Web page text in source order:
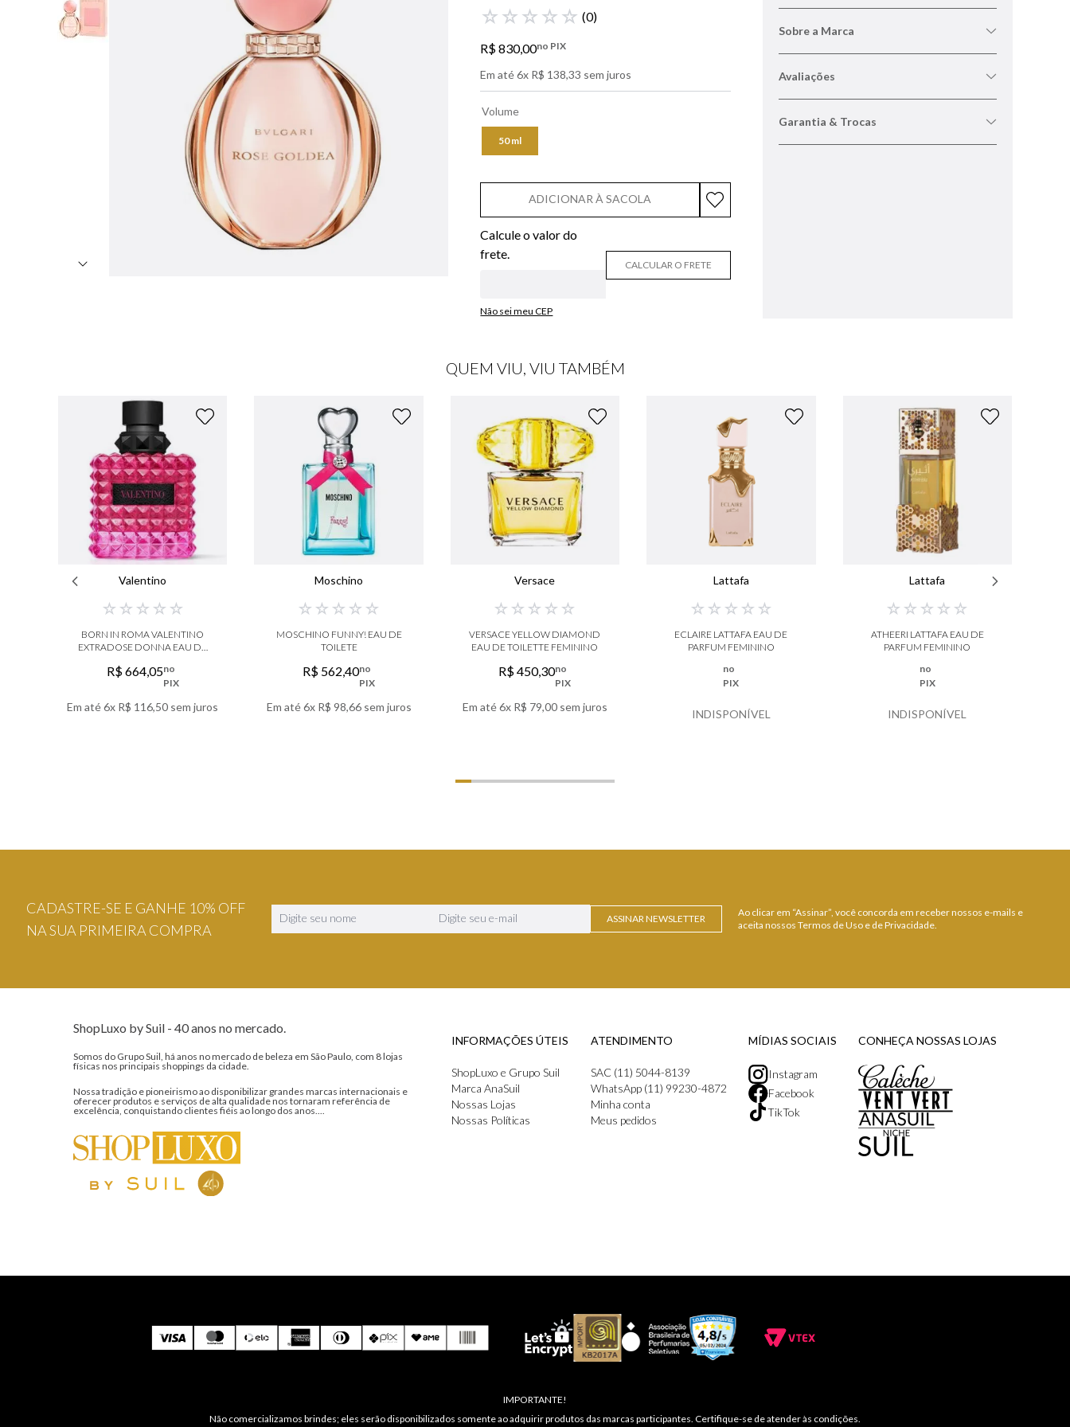
☆ ☆ ☆ ☆ ☆ (0)
R$830,00no PIX
Em até6x R$ 138,33 sem juros
Volume
50 ml
ADICIONAR À SACOLA
Não sei meu CEP
CALCULAR O FRETE
Sobre a Marca
Avaliações
Garantia & Trocas
QUEM VIU, VIU TAMBÉM
Valentino
☆ ☆ ☆ ☆ ☆
BORN IN ROMA VALENTINO
EXTRADOSE DONNA EAU DE
R$664,05no
PIX
Em até6x R$ 116,50 sem juros
Moschino
☆ ☆ ☆ ☆ ☆
MOSCHINO FUNNY! EAU DE
TOILETE
R$ 562,40no
PIX
Em até6x R$ 98,66sem juros
Versace
☆ ☆ ☆ ☆ ☆
VERSACE YELLOW DIAMOND
EAU DE TOILETTE FEMININO
R$450,30no
PIX
Em até6x R$ 79,00sem juros
Lattafa
☆ ☆ ☆ ☆ ☆
ECLAIRE LATTAFA EAU DE
PARFUM FEMININO
no
PIX
INDISPONÍVEL
Lattafa
☆ ☆ ☆ ☆ ☆
ATHEERI LATTAFA EAU DE
PARFUM FEMININO
no
PIX
INDISPONÍVEL
CADASTRE-SE E GANHE 10% OFF
NA SUA PRIMEIRA COMPRA
ASSINAR NEWSLETTER
Ao clicar em “Assinar”, você concorda em receber nossos e-mails e
aceita nossos Termos de Uso e de Privacidade.
ShopLuxo by Suil - 40 anos no mercado.
Somos do Grupo Suil, há anos no mercado de beleza em São Paulo, com 8 lojas
físicas nos principais shoppings da cidade.
Nossa tradição e pioneirismo ao disponibilizar grandes marcas internacionais e
oferecer produtos e serviços de alta qualidade nos tornaram referência de
excelência, conquistando clientes fiéis ao longo dos anos....
INFORMAÇÕES ÚTEIS
ShopLuxo e Grupo Suil
Marca AnaSuil
Nossas Lojas
Nossas Políticas
ATENDIMENTO
SAC (11) 5044-8139
WhatsApp (11) 99230-4872
Minha conta
Meus pedidos
MÍDIAS SOCIAIS
Instagram
Facebook
TikTok
CONHEÇA NOSSAS LOJAS
IMPORTANTE!
Não comercializamos brindes; eles serão disponibilizados somente ao adquirir produtos das marcas participantes. Certifique-se de atender às condições.
10º